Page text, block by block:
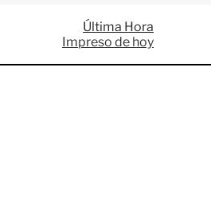
c
i
a
Última Hora
Impreso de hoy